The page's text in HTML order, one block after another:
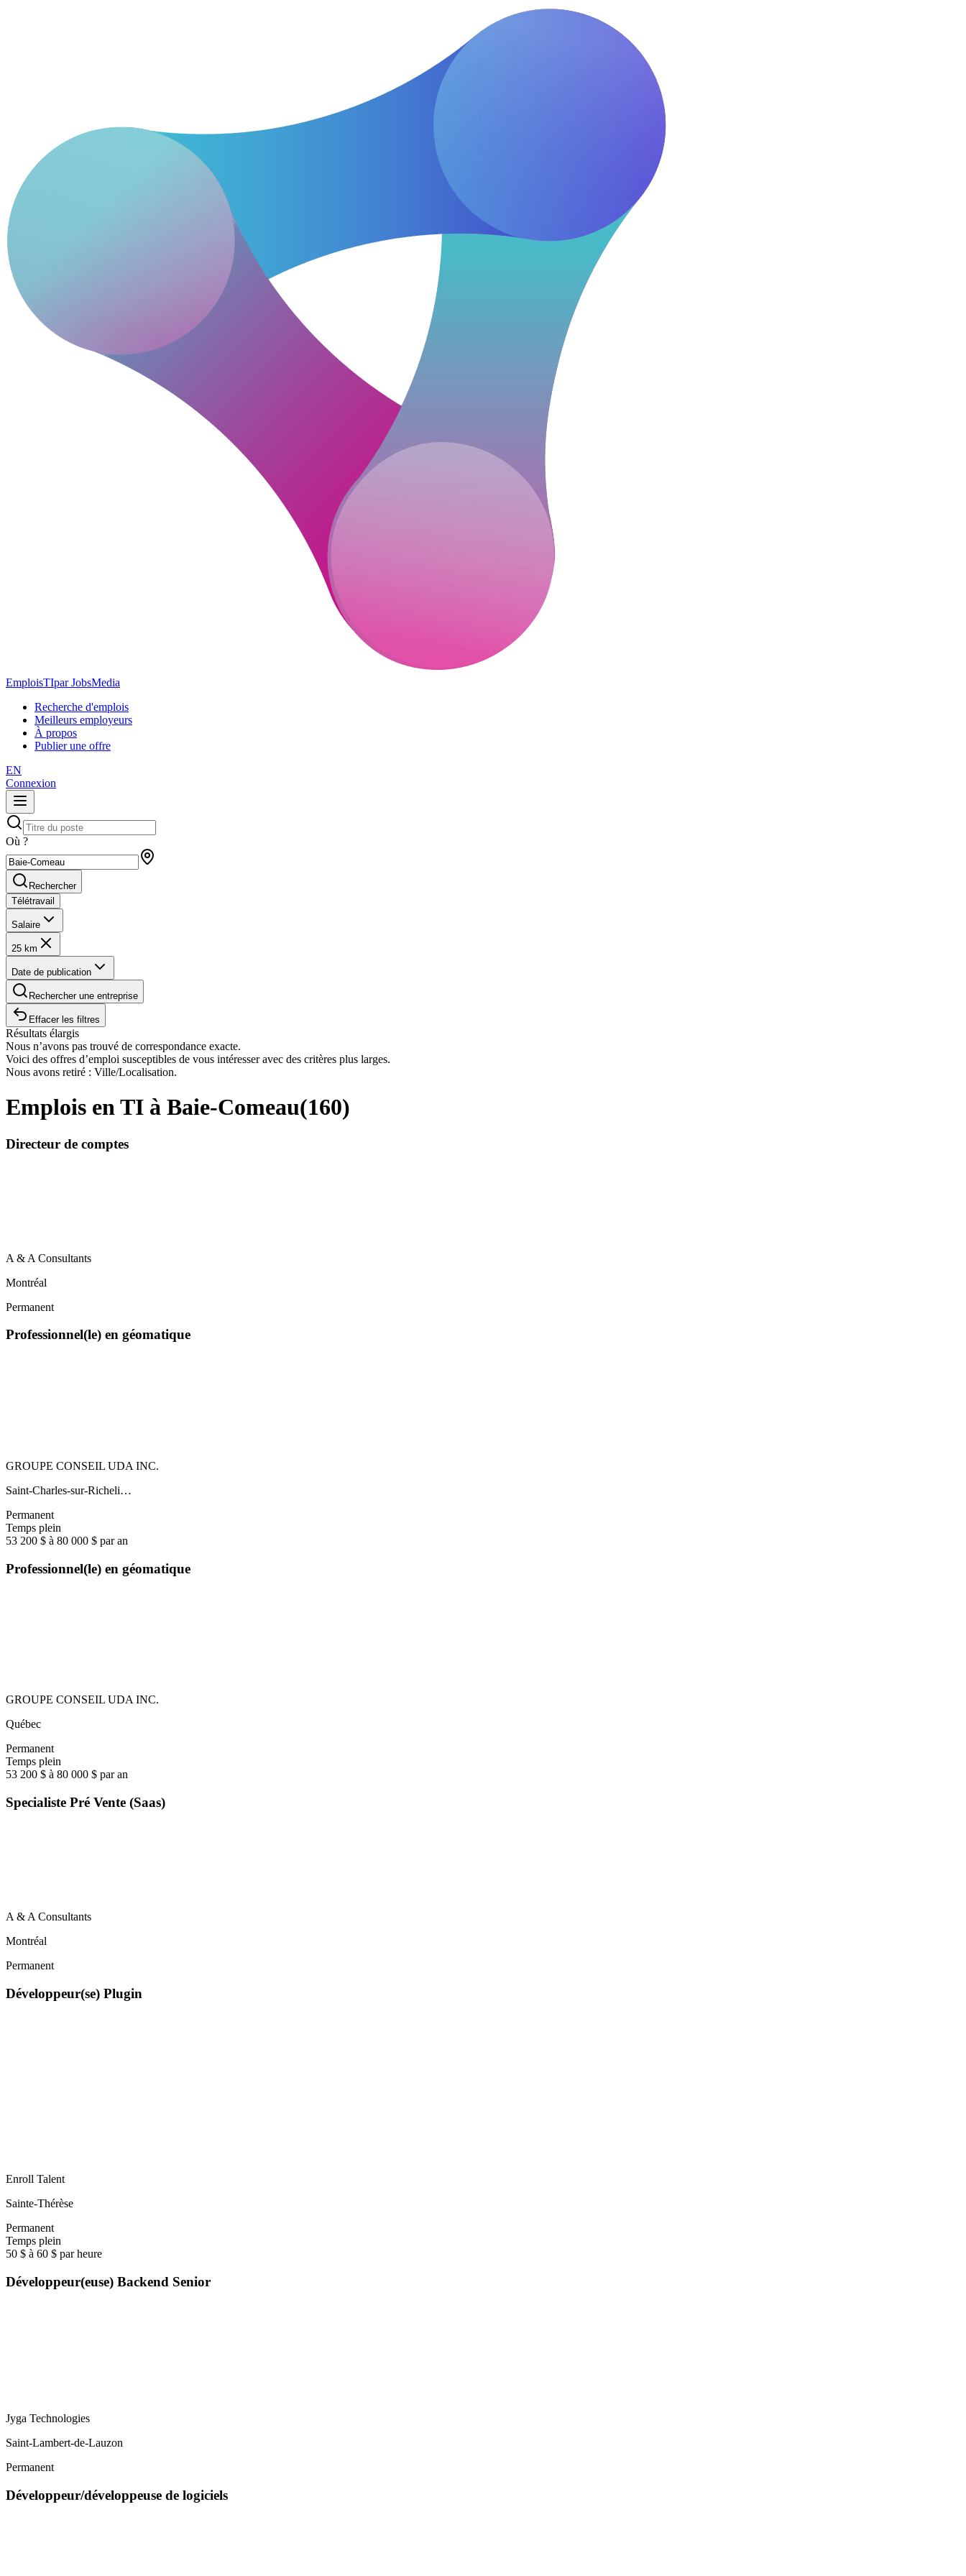
EmploisTIpar JobsMedia
Recherche d'emplois
Meilleurs employeurs
À propos
Publier une offre
EN
Connexion
Où ?
Rechercher
Télétravail
Salaire
25 km
Date de publication
Rechercher une entreprise
Effacer les filtres
Résultats élargis
Nous n’avons pas trouvé de correspondance exacte.
Voici des offres d’emploi susceptibles de vous intéresser avec des critères plus larges.
Nous avons retiré : Ville/Localisation.
Emplois en TI à Baie-Comeau(160)
Directeur de comptes
A & A Consultants
Montréal
Permanent
Professionnel(le) en géomatique
GROUPE CONSEIL UDA INC.
Saint-Charles-sur-Richeli…
Permanent
Temps plein
53 200 $ à 80 000 $ par an
Professionnel(le) en géomatique
GROUPE CONSEIL UDA INC.
Québec
Permanent
Temps plein
53 200 $ à 80 000 $ par an
Specialiste Pré Vente (Saas)
A & A Consultants
Montréal
Permanent
Développeur(se) Plugin
Enroll Talent
Sainte-Thérèse
Permanent
Temps plein
50 $ à 60 $ par heure
Développeur(euse) Backend Senior
Jyga Technologies
Saint-Lambert-de-Lauzon
Permanent
Développeur/développeuse de logiciels